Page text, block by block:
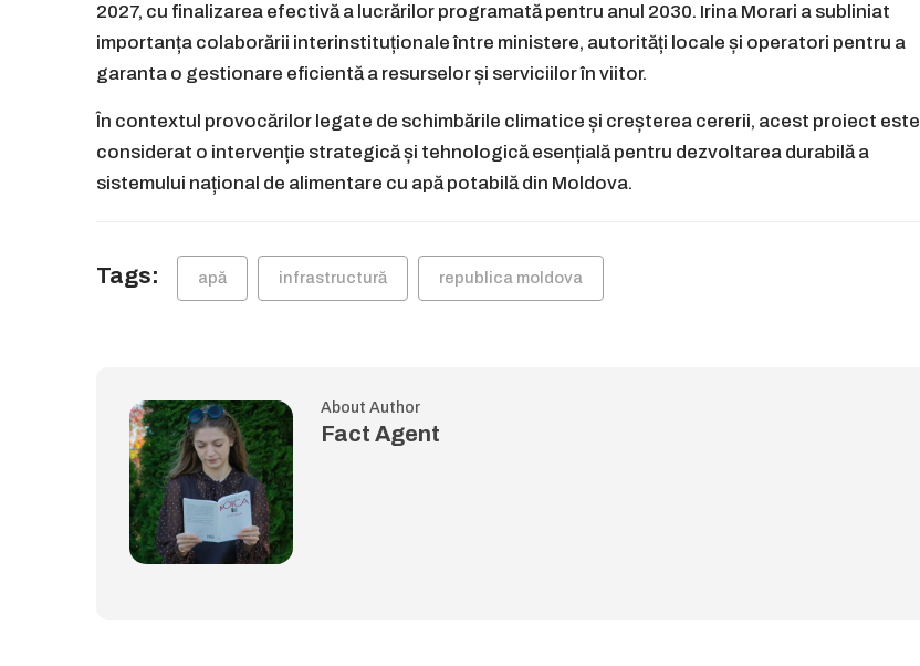
2027, cu finalizarea efectivă a lucrărilor programată pentru anul 2030. Irina Morari a subliniat
importanța colaborării interinstituționale între ministere, autorități locale și operatori pentru a
garanta o gestionare eficientă a resurselor și serviciilor în viitor.
În contextul provocărilor legate de schimbările climatice și creșterea cererii, acest proiect este
considerat o intervenție strategică și tehnologică esențială pentru dezvoltarea durabilă a
sistemului național de alimentare cu apă potabilă din Moldova.
Tags: apă infrastructură republica moldova
About Author
Fact Agent